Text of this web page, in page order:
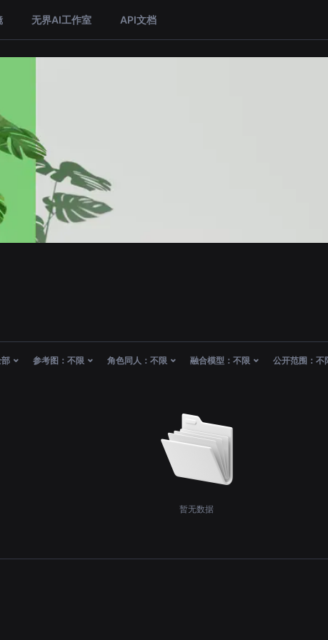
无界AI工作室 API文档
参考图： 不限 角色同人： 不限 融合模型： 不限 公开范围： 不
暂无数据